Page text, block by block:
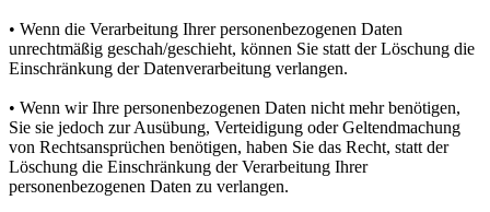
• Wenn die Verarbeitung Ihrer personenbezogenen Daten
unrechtmäßig geschah/geschieht, können Sie statt der Löschung die
Einschränkung der Datenverarbeitung verlangen.
• Wenn wir Ihre personenbezogenen Daten nicht mehr benötigen,
Sie sie jedoch zur Ausübung, Verteidigung oder Geltendmachung
von Rechtsansprüchen benötigen, haben Sie das Recht, statt der
Löschung die Einschränkung der Verarbeitung Ihrer
personenbezogenen Daten zu verlangen.